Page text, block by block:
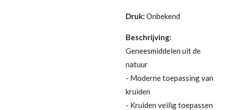
Druk: Onbekend
Beschrijving:
Geneesmiddelen uit de
natuur
- Moderne toepassing van
kruiden
- Kruiden veilig toepassen